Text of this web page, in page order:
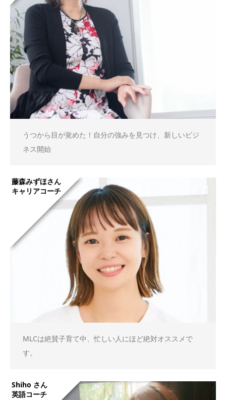
うつから目が覚めた！自分の強みを見つけ、新しいビジ
ネス開始
藤森みずほさん
キャリアコーチ
MLCは絶賛子育て中、忙しい人にほど絶対オススメで
す。
Shiho さん
英語コーチ